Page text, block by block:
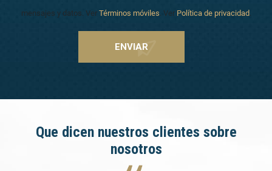
mensajes y datos. Ver Términos móviles . Ver Política de privacidad
Que dicen nuestros clientes sobre
nosotros